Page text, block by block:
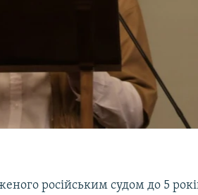
російським судом до 5